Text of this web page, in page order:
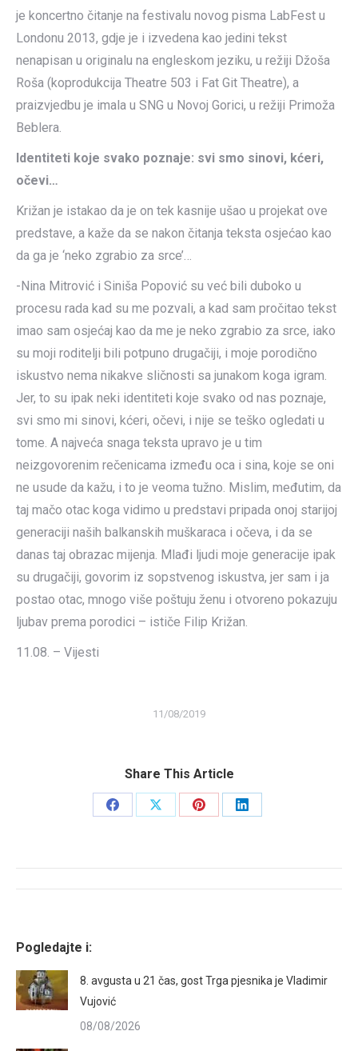
je koncertno čitanje na festivalu novog pisma LabFest u
Londonu 2013, gdje je i izvedena kao jedini tekst
nenapisan u originalu na engleskom jeziku, u režiji Džoša
Roša (koprodukcija Theatre 503 i Fat Git Theatre), a
praizvjedbu je imala u SNG u Novoj Gorici, u režiji Primoža
Beblera.
Identiteti koje svako poznaje: svi smo sinovi, kćeri,
očevi…
Križan je istakao da je on tek kasnije ušao u projekat ove
predstave, a kaže da se nakon čitanja teksta osjećao kao
da ga je ‘neko zgrabio za srce’…
-Nina Mitrović i Siniša Popović su već bili duboko u
procesu rada kad su me pozvali, a kad sam pročitao tekst
imao sam osjećaj kao da me je neko zgrabio za srce, iako
su moji roditelji bili potpuno drugačiji, i moje porodično
iskustvo nema nikakve sličnosti sa junakom koga igram.
Jer, to su ipak neki identiteti koje svako od nas poznaje,
svi smo mi sinovi, kćeri, očevi, i nije se teško ogledati u
tome. A najveća snaga teksta upravo je u tim
neizgovorenim rečenicama između oca i sina, koje se oni
ne usude da kažu, i to je veoma tužno. Mislim, međutim, da
taj mačo otac koga vidimo u predstavi pripada onoj starijoj
generaciji naših balkanskih muškaraca i očeva, i da se
danas taj obrazac mijenja. Mlađi ljudi moje generacije ipak
su drugačiji, govorim iz sopstvenog iskustva, jer sam i ja
postao otac, mnogo više poštuju ženu i otvoreno pokazuju
ljubav prema porodici – ističe Filip Križan.
11.08. – Vijesti
11/08/2019
Share This Article
Share
Share
Share
Share
Pogledajte i:
8. avgusta u 21 čas, gost Trga pjesnika je Vladimir
Vujović
08/08/2026